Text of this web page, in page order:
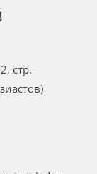
стр.